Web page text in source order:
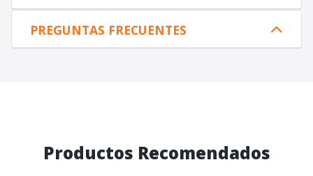
PREGUNTAS FRECUENTES
Productos Recomendados